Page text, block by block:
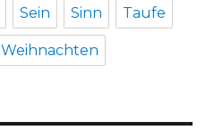
Sein Sinn Taufe
Weihnachten